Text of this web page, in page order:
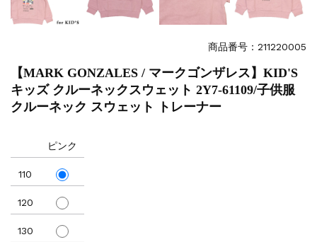
商品番号：211220005
【MARK GONZALES / マークゴンザレス】KID'S
キッズ クルーネックスウェット 2Y7-61109/子供服
クルーネック スウェット トレーナー
110
120
130
ピンク